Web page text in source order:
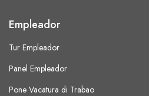
Empleador
Tur Empleador
Panel Empleador
Pone Vacatura di Trabao